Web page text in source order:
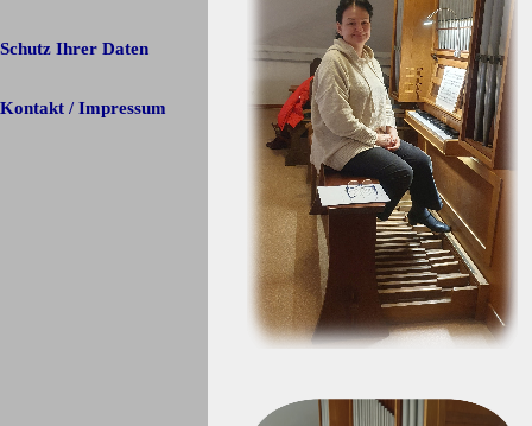
Schutz Ihrer Daten
Kontakt / Impressum